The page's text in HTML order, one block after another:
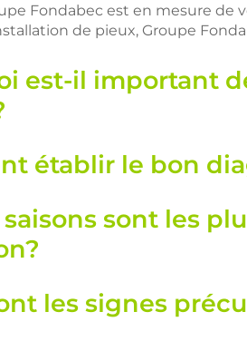
Fondabec est en mesure de
de pieux, Groupe
est-il important
établir le bon
sont les
les signes